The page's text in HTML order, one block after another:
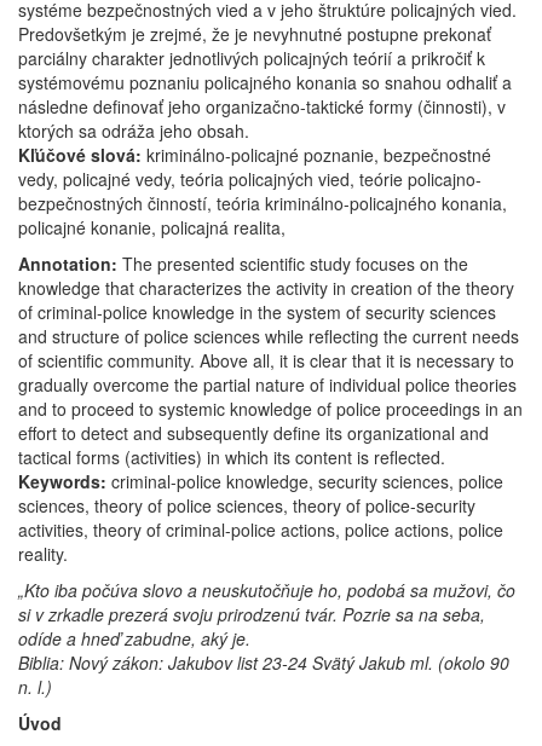
systéme bezpečnostných vied a v jeho štruktúre policajných vied.
Predovšetkým je zrejmé, že je nevyhnutné postupne prekonať
parciálny charakter jednotlivých policajných teórií a prikročiť k
systémovému poznaniu policajného konania so snahou odhaliť a
následne definovať jeho organizačno-taktické formy (činnosti), v
ktorých sa odráža jeho obsah.
Kľúčové slová: kriminálno-policajné poznanie, bezpečnostné
vedy, policajné vedy, teória policajných vied, teórie policajno-
bezpečnostných činností, teória kriminálno-policajného konania,
policajné konanie, policajná realita,
Annotation: The presented scientific study focuses on the
knowledge that characterizes the activity in creation of the theory
of criminal-police knowledge in the system of security sciences
and structure of police sciences while reflecting the current needs
of scientific community. Above all, it is clear that it is necessary to
gradually overcome the partial nature of individual police theories
and to proceed to systemic knowledge of police proceedings in an
effort to detect and subsequently define its organizational and
tactical forms (activities) in which its content is reflected.
Keywords: criminal-police knowledge, security sciences, police
sciences, theory of police sciences, theory of police-security
activities, theory of criminal-police actions, police actions, police
reality.
„Kto iba počúva slovo a neuskutočňuje ho, podobá sa mužovi, čo
si v zrkadle prezerá svoju prirodzenú tvár. Pozrie sa na seba,
odíde a hneď zabudne, aký je.
Biblia: Nový zákon: Jakubov list 23-24 Svätý Jakub ml. (okolo 90
n. l.)
Úvod